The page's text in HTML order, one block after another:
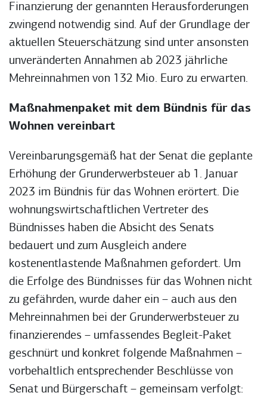
Finanzierung der genannten Herausforderungen
zwingend notwendig sind. Auf der Grundlage der
aktuellen Steuerschätzung sind unter ansonsten
unveränderten Annahmen ab 2023 jährliche
Mehreinnahmen von 132 Mio. Euro zu erwarten.
Maßnahmenpaket mit dem Bündnis für das
Wohnen vereinbart
Vereinbarungsgemäß hat der Senat die geplante
Erhöhung der Grunderwerbsteuer ab 1. Januar
2023 im Bündnis für das Wohnen erörtert. Die
wohnungswirtschaftlichen Vertreter des
Bündnisses haben die Absicht des Senats
bedauert und zum Ausgleich andere
kostenentlastende Maßnahmen gefordert. Um
die Erfolge des Bündnisses für das Wohnen nicht
zu gefährden, wurde daher ein – auch aus den
Mehreinnahmen bei der Grunderwerbsteuer zu
finanzierendes – umfassendes Begleit-Paket
geschnürt und konkret folgende Maßnahmen –
vorbehaltlich entsprechender Beschlüsse von
Senat und Bürgerschaft – gemeinsam verfolgt: